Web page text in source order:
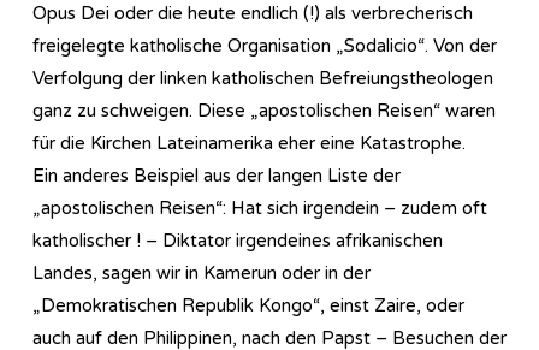
Opus Dei oder die heute endlich (!) als verbrecherisch
freigelegte katholische Organisation „Sodalicio“. Von der
Verfolgung der linken katholischen Befreiungstheologen
ganz zu schweigen. Diese „apostolischen Reisen“ waren
für die Kirchen Lateinamerika eher eine Katastrophe.
Ein anderes Beispiel aus der langen Liste der
„apostolischen Reisen“: Hat sich irgendein – zudem oft
katholischer ! – Diktator irgendeines afrikanischen
Landes, sagen wir in Kamerun oder in der
„Demokratischen Republik Kongo“, einst Zaire, oder
auch auf den Philippinen, nach den Papst – Besuchen der